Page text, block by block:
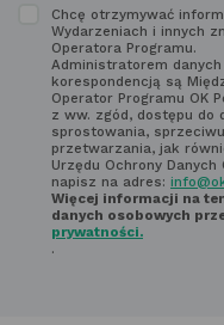
poniżej
Zapoznaj
z regulaminem
newsletter'a
Chcę otrzymywać
Wydarzeniach i innych
Operatora Programu.
Administratorem
korespondencją są
Operator Programu OK
z ww. zgód, dostępu do
sprostowania,
przetwarzania, jak
Urzędu Ochrony
napisz na adres:
Więcej informacji na
danych osobowych
prywatności.
.